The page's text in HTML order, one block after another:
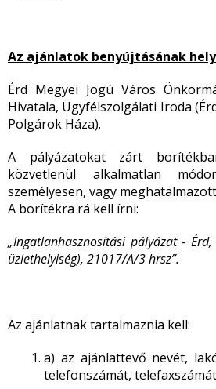
Az ajánlatok benyújtásának
Érd Megyei Jogú Város
Hivatala, Ügyfélszolgálati Iroda
Polgárok Háza).
A pályázatokat zárt
közvetlenül alkalmatlan
személyesen, vagy
A borítékra rá kell írni:
„Ingatlanhasznosítási pályázat -
üzlethelyiség), 21017/A/3 hrsz”.
Az ajánlatnak tartalmaznia kell:
a) az ajánlattevő nevét,
telefonszámát,